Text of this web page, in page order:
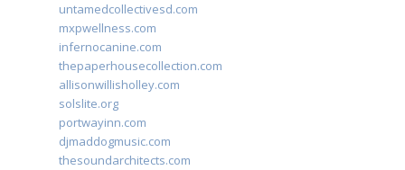
untamedcollectivesd.com
mxpwellness.com
infernocanine.com
thepaperhousecollection.com
allisonwillisholley.com
solslite.org
portwayinn.com
djmaddogmusic.com
thesoundarchitects.com